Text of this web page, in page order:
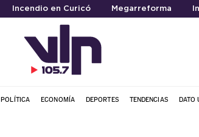
Incendio en Curicó Megarreforma
POLÍTICA ECONOMÍA DEPORTES TENDENCIAS DATO